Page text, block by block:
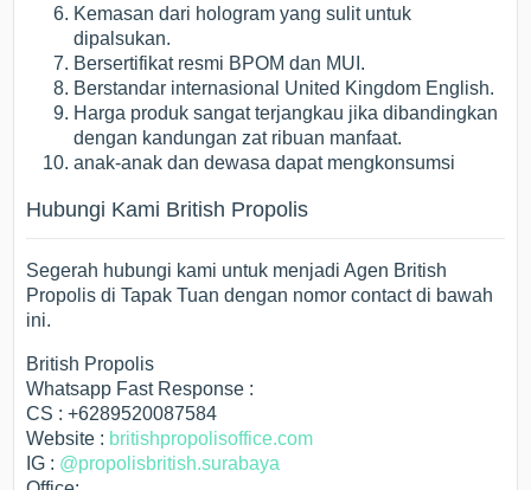
Kemasan dari hologram yang sulit untuk
dipalsukan.
Bersertifikat resmi BPOM dan MUI.
Berstandar internasional United Kingdom English.
Harga produk sangat terjangkau jika dibandingkan
dengan kandungan zat ribuan manfaat.
anak-anak dan dewasa dapat mengkonsumsi
Hubungi Kami British Propolis
Segerah hubungi kami untuk menjadi Agen British
Propolis di Tapak Tuan dengan nomor contact di bawah
ini.
British Propolis
Whatsapp Fast Response :
CS : +6289520087584
Website : britishpropolisoffice.com
IG : @propolisbritish.surabaya